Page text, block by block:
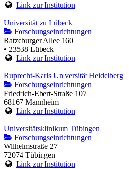
Link zur Institution
Universität zu Lübeck
Forschungseinrichtungen
Ratzeburger Allee 160
• 23538 Lübeck
Link zur Institution
Ruprecht-Karls Universität Heidelberg
Forschungseinrichtungen
Friedrich-Ebert-Straße 107
68167 Mannheim
Link zur Institution
Universitätsklinikum Tübingen
Forschungseinrichtungen
Wilhelmstraße 27
72074 Tübingen
Link zur Institution